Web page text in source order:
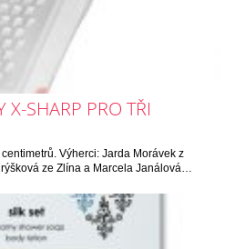
SHARP PRO TŘI
Výherci: Jarda Morávek z
ze Zlína a Marcela Janálová…